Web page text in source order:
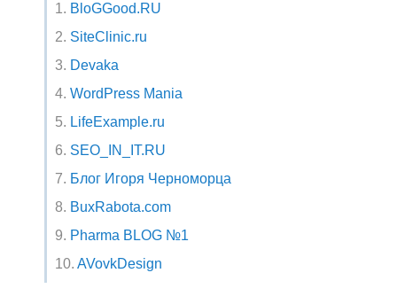
1. BloGGood.RU
2. SiteClinic.ru
3. Devaka
4. WordPress Mania
5. LifeExample.ru
6. SEO_IN_IT.RU
7. Блог Игоря Черноморца
8. BuxRabota.com
9. Pharma BLOG №1
10. AVovkDesign